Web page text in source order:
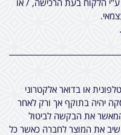
הלקוח בעת הרכישה, / או
או בדואר אלקטרוני
יהיה בתוקף אך ורק לאחר
את הבקשה לביטול
את המוצר לחברה כאשר כל